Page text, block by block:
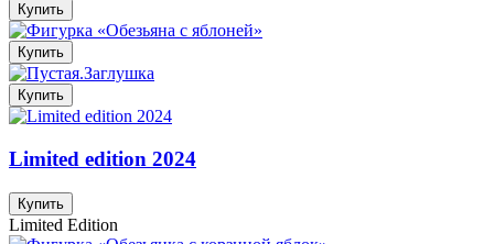
Купить
Купить
Купить
Limited edition 2024
Купить
Limited Edition